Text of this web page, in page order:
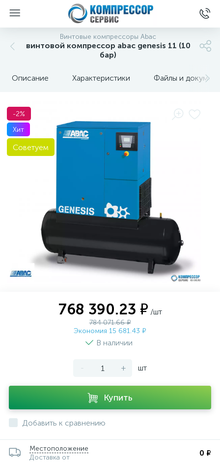
Винтовые компрессоры Abac
винтовой компрессор abac genesis 11 (10
бар)
Описание Характеристики Файлы и
-2%
Хит
Советуем
768 390.23 ₽ /шт
784 071.66 ₽
Экономия 15 681.43 ₽
В наличии
- + шт
Купить
Добавить к сравнению
Местоположение
Доставка от
0 ₽